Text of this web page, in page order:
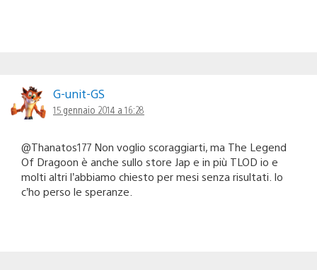
G-unit-GS
15 gennaio 2014 a 16:28
@Thanatos177 Non voglio scoraggiarti, ma The Legend
Of Dragoon è anche sullo store Jap e in più TLOD io e
molti altri l’abbiamo chiesto per mesi senza risultati. Io
c’ho perso le speranze.